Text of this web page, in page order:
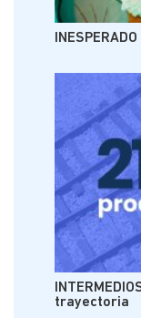
trayectoria